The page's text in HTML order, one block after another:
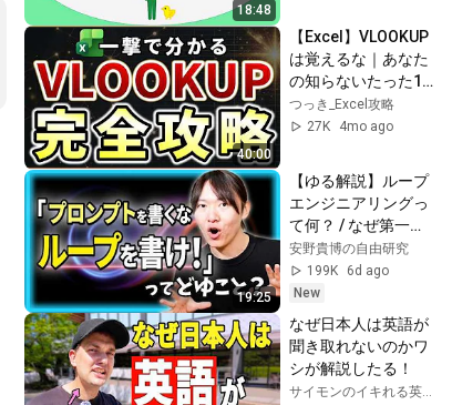
18:48
40:00
【Excel】VLOOKUP
は覚えるな｜あなた
の知らないたった1
つの本質
つっき_Excel攻略
27K
4mo ago
19:25
【ゆる解説】ループ
エンジニアリングっ
て何？ / なぜ第一線
のエンジニアが「プ
ロンプトを書くな」
と言っているのか /
"Human in the
Loop"から"Human
on the Loop"へ
安野貴博の自由研究
199K
6d ago
New
なぜ日本人は英語が
聞き取れないのかワ
シが解説したる！
サイモンのイキれる英語教室